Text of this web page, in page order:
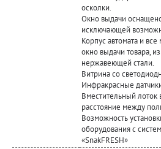
осколки.
Окно выдачи
исключающей
Корпус автомата и
окно выдачи товара,
нержавеющей стали.
Витрина со
Инфракрасные
Вместительный
расстояние между
Возможность
оборудования с
«SnakFRESH»